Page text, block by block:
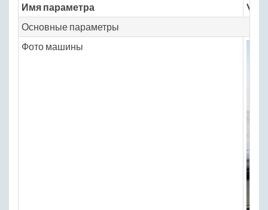
Имя параметра
Основные параметры
Фото машины